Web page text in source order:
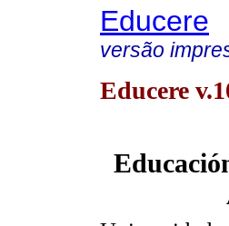
Educere
versão
Educere